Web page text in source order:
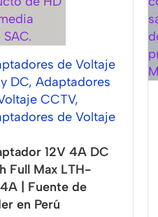
de Voltaje
DC, Adaptadores
CCTV,
de Voltaje
12V 4A DC
Full Max LTH-
| Fuente de
en Perú